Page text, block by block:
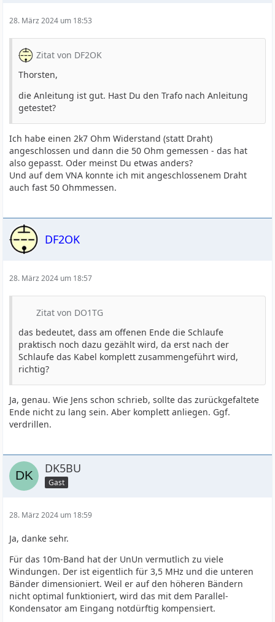
28. März 2024 um 18:53
Zitat von DF2OK
Thorsten,
die Anleitung ist gut. Hast Du den Trafo nach Anleitung
getestet?
Ich habe einen 2k7 Ohm Widerstand (statt Draht)
angeschlossen und dann die 50 Ohm gemessen - das hat
also gepasst. Oder meinst Du etwas anders?
Und auf dem VNA konnte ich mit angeschlossenem Draht
auch fast 50 Ohmmessen.
DF2OK
28. März 2024 um 18:57
Zitat von DO1TG
das bedeutet, dass am offenen Ende die Schlaufe
praktisch noch dazu gezählt wird, da erst nach der
Schlaufe das Kabel komplett zusammengeführt wird,
richtig?
Ja, genau. Wie Jens schon schrieb, sollte das zurückgefaltete
Ende nicht zu lang sein. Aber komplett anliegen. Ggf.
verdrillen.
DK5BU
Gast
28. März 2024 um 18:59
Ja, danke sehr.
Für das 10m-Band hat der UnUn vermutlich zu viele
Windungen. Der ist eigentlich für 3,5 MHz und die unteren
Bänder dimensioniert. Weil er auf den höheren Bändern
nicht optimal funktioniert, wird das mit dem Parallel-
Kondensator am Eingang notdürftig kompensiert.